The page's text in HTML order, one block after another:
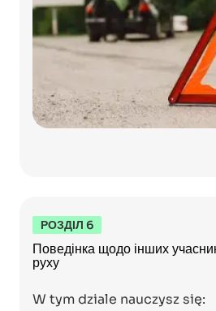
РОЗДІЛ 6
Поведінка щодо інших
руху
W tym dziale nauczysz się: